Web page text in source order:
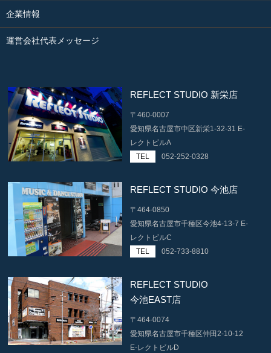
企業情報
運営会社代表メッセージ
REFLECT STUDIO 新栄店
〒460-0007
愛知県名古屋市中区新栄1-32-31 E-
レクトビルA
TEL
052-252-0328
REFLECT STUDIO 今池店
〒464-0850
愛知県名古屋市千種区今池4-13-7 E-
レクトビルC
TEL
052-733-8810
REFLECT STUDIO
今池EAST店
〒464-0074
愛知県名古屋市千種区仲田2-10-12
E-レクトビルD